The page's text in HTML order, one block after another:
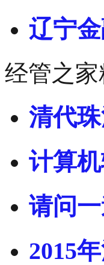
辽宁
经管之
清代
计算
请问
2015